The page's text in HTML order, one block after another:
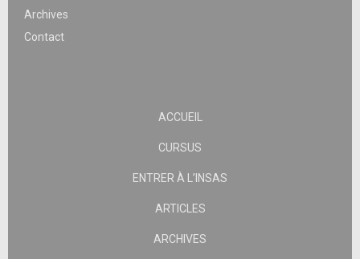
Archives
Contact
ACCUEIL
CURSUS
ENTRER À L’INSAS
ARTICLES
ARCHIVES